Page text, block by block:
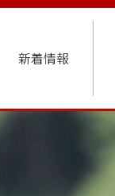
新着情報